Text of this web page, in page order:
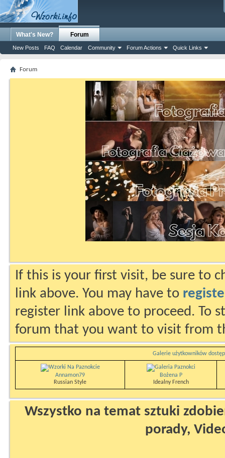
What's New? Forum
New Posts FAQ Calendar Community Forum Actions Quick Links
Forum
If this is your first visit, be sure to
link above. You may have to
register link above to proceed. To
forum that you want to visit from
Galerie użytkowników
Annamon79
Russian Style
Bożena P
Idealny French
Wszystko na temat sztuki
porady,